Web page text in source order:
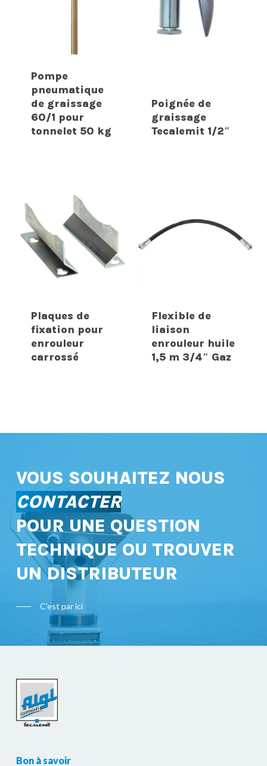
Pompe
pneumatique
de graissage
60/1 pour
tonnelet 50 kg
Poignée de
graissage
Tecalemit 1/2″
Plaques de
fixation pour
enrouleur
carrossé
Flexible de
liaison
enrouleur huile
1,5 m 3/4″ Gaz
VOUS SOUHAITEZ NOUS
CONTACTER
POUR UNE QUESTION
TECHNIQUE OU TROUVER
UN DISTRIBUTEUR
C'est par ici
Bon à savoir